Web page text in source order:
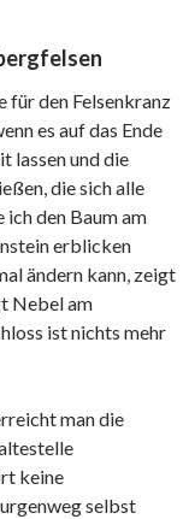
für den Felsenkranz
es auf das Ende
lassen und die
die sich alle
den Baum am
erblicken
ändern kann, zeigt
Nebel am
ist nichts mehr
man die
keine
selbst